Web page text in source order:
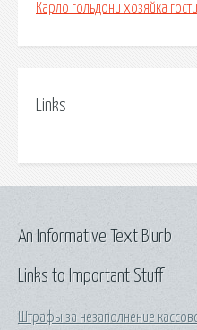
Карло гольдони хозяйка
Links
Links to Important Stuff
Штрафы за незаполнение
An Informative Text Blurb